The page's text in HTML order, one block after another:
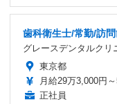
歯科衛生士/常勤/訪
グレースデンタルクリ
東京都
月給29万3,000円
正社員